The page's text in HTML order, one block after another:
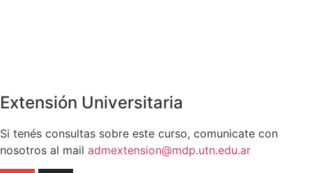
Extensión Universitaria
Si tenés consultas sobre este curso, comunicate con
nosotros al mail admextension@mdp.utn.edu.ar